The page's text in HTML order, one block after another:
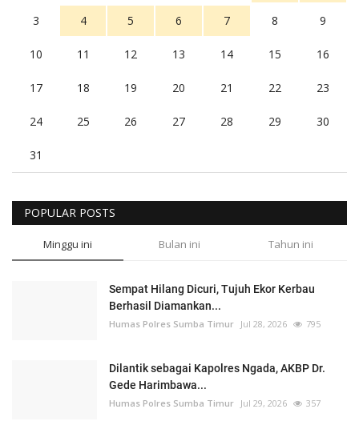
3 4 5 6 7 8 9
10 11 12 13 14 15 16
17 18 19 20 21 22 23
24 25 26 27 28 29 30
31
POPULAR POSTS
Minggu ini Bulan ini Tahun ini
Sempat Hilang Dicuri, Tujuh Ekor Kerbau
Berhasil Diamankan...
Humas Polres Sumba Timur Jul 28, 2026 795
Dilantik sebagai Kapolres Ngada, AKBP Dr.
Gede Harimbawa...
Humas Polres Sumba Timur Jul 29, 2026 357